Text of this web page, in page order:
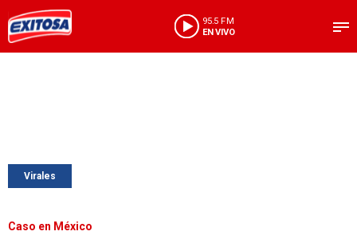
95.5 FM
EN VIVO
Virales
Caso en México